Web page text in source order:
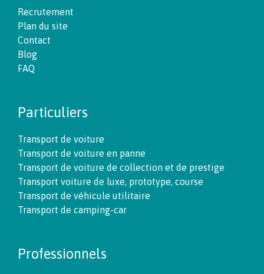
Recrutement
Plan du site
Contact
Blog
FAQ
Particuliers
Transport de voiture
Transport de voiture en panne
Transport de voiture de collection et de prestige
Transport voiture de luxe, prototype, course
Transport de véhicule utilitaire
Transport de camping-car
Professionnels